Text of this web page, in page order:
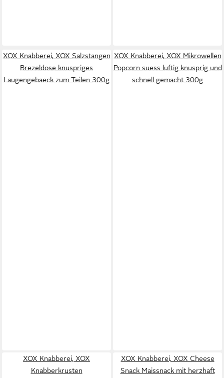
XOX Knabberei, XOX Salzstangen
Brezeldose knuspriges
Laugengebaeck zum Teilen 300g
XOX Knabberei, XOX Mikrowellen
Popcorn suess luftig knusprig und
schnell gemacht 300g
XOX Knabberei, XOX
Knabberkrusten
XOX Knabberei, XOX Cheese
Snack Maissnack mit herzhaft